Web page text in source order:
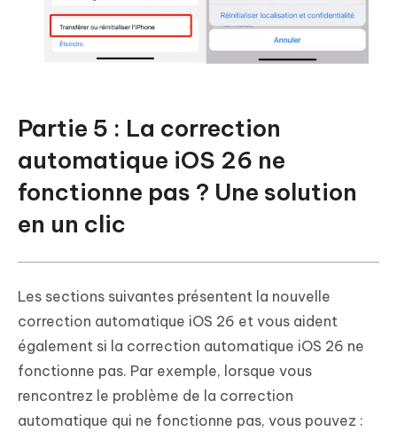
Partie 5 : La correction
automatique iOS 26 ne
fonctionne pas ? Une solution
en un clic
Les sections suivantes présentent la nouvelle
correction automatique iOS 26 et vous aident
également si la correction automatique iOS 26 ne
fonctionne pas. Par exemple, lorsque vous
rencontrez le problème de la correction
automatique qui ne fonctionne pas, vous pouvez :